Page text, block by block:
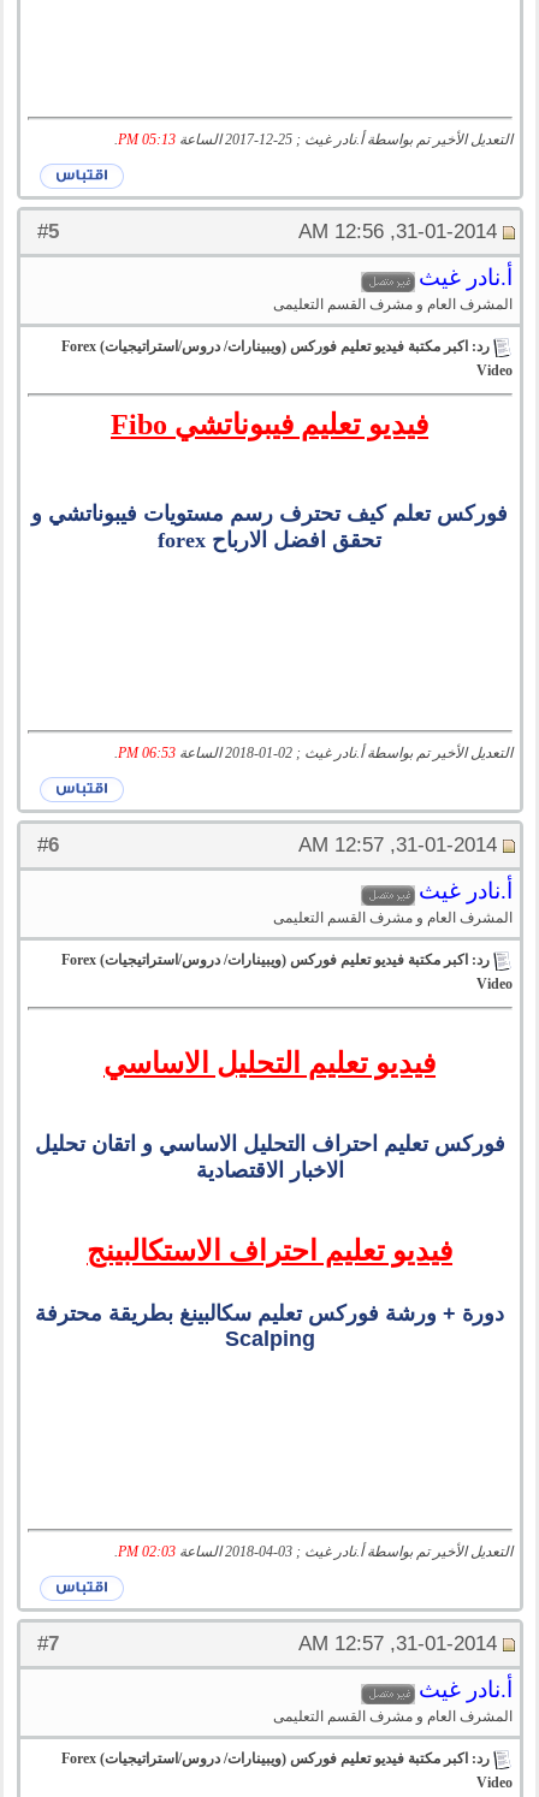
التعديل الأخير تم بواسطة أ.نادر غيث ; 25-12-2017 الساعة 05:13 PM
.
#
5 31-01-2014, 12:56 AM
أ.نادر غيث
المشرف العام و مشرف القسم التعليمى
رد: اكبر مكتبة فيديو تعليم فوركس (ويبينارات/ دروس/استراتيجيات) Forex
Video
فيديو تعليم فيبوناتشي Fibo
فوركس تعلم كيف تحترف رسم مستويات فيبوناتشي و
تحقق افضل الارباح forex
التعديل الأخير تم بواسطة أ.نادر غيث ; 02-01-2018 الساعة 06:53 PM
.
#
6 31-01-2014, 12:57 AM
أ.نادر غيث
المشرف العام و مشرف القسم التعليمى
رد: اكبر مكتبة فيديو تعليم فوركس (ويبينارات/ دروس/استراتيجيات) Forex
Video
فيديو تعليم التحليل الاساسي
فوركس تعليم احتراف التحليل الاساسي و اتقان تحليل
الاخبار الاقتصادية
فيديو تعليم احتراف الاستكالبينج
دورة + ورشة فوركس تعليم سكالبينغ بطريقة محترفة
Scalping
التعديل الأخير تم بواسطة أ.نادر غيث ; 03-04-2018 الساعة 02:03 PM
.
#
7 31-01-2014, 12:57 AM
أ.نادر غيث
المشرف العام و مشرف القسم التعليمى
رد: اكبر مكتبة فيديو تعليم فوركس (ويبينارات/ دروس/استراتيجيات) Forex
Video